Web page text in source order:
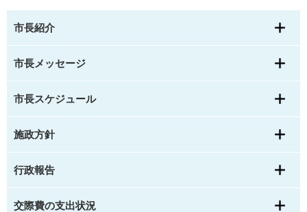
市長紹介
市長メッセージ
市長スケジュール
施政方針
行政報告
交際費の支出状況